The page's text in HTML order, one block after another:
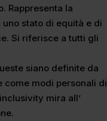
Rappresenta la
stato di equità e di
Si riferisce a tutti gli
siano definite da
modi personali di
mira all’